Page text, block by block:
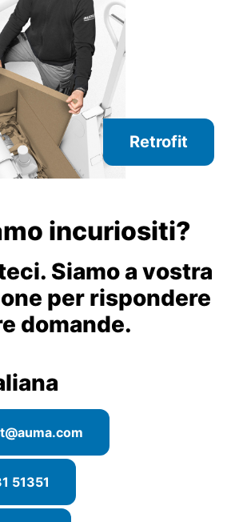
Retrofit
incuriositi?
Siamo a vostra
per rispondere
domande.
51351